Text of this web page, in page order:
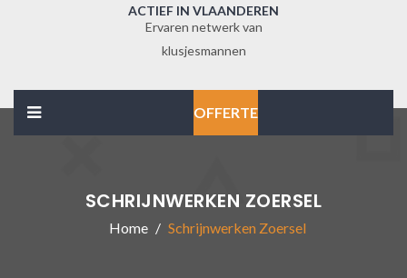
ACTIEF IN VLAANDEREN
Ervaren netwerk van
klusjesmannen
OFFERTE
SCHRIJNWERKEN ZOERSEL
Home Schrijnwerken Zoersel